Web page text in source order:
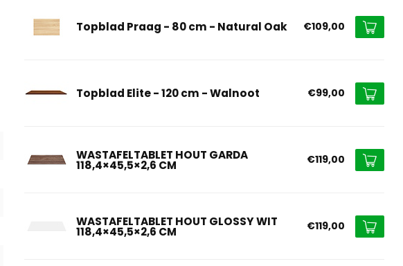
Topblad Praag - 80 cm - Natural Oak €109,00
Topblad Elite - 120 cm - Walnoot €99,00
WASTAFELTABLET HOUT GARDA
118,4×45,5×2,6 CM €119,00
WASTAFELTABLET HOUT GLOSSY WIT
118,4×45,5×2,6 CM €119,00